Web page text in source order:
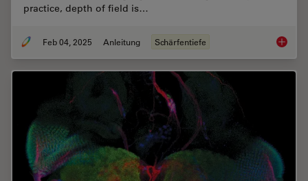
practice, depth of field is…
Feb 04, 2025 Anleitung Schärfentiefe Depth